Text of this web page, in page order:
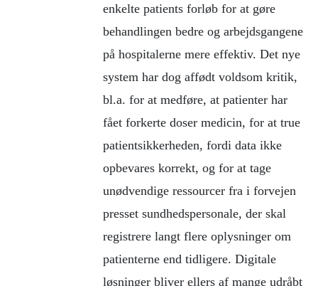
enkelte patients forløb for at gøre
behandlingen bedre og arbejdsgangene
på hospitalerne mere effektiv. Det nye
system har dog affødt voldsom kritik,
bl.a. for at medføre, at patienter har
fået forkerte doser medicin, for at true
patientsikkerheden, fordi data ikke
opbevares korrekt, og for at tage
unødvendige ressourcer fra i forvejen
presset sundhedspersonale, der skal
registrere langt flere oplysninger om
patienterne end tidligere. Digitale
løsninger bliver ellers af mange udråbt